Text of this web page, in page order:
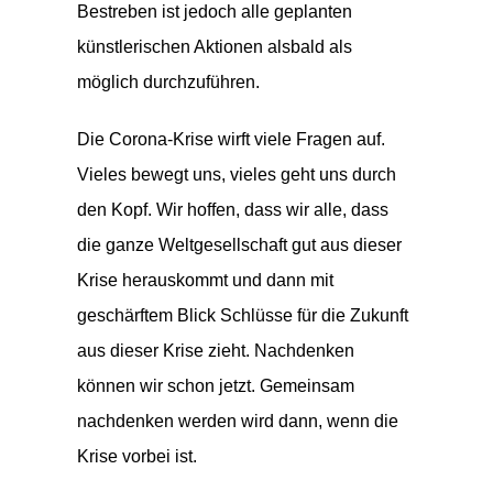
Bestreben ist jedoch alle geplanten
künstlerischen Aktionen alsbald als
möglich durchzuführen.
Die Corona-Krise wirft viele Fragen auf.
Vieles bewegt uns, vieles geht uns durch
den Kopf. Wir hoffen, dass wir alle, dass
die ganze Weltgesellschaft gut aus dieser
Krise herauskommt und dann mit
geschärftem Blick Schlüsse für die Zukunft
aus dieser Krise zieht. Nachdenken
können wir schon jetzt. Gemeinsam
nachdenken werden wird dann, wenn die
Krise vorbei ist.